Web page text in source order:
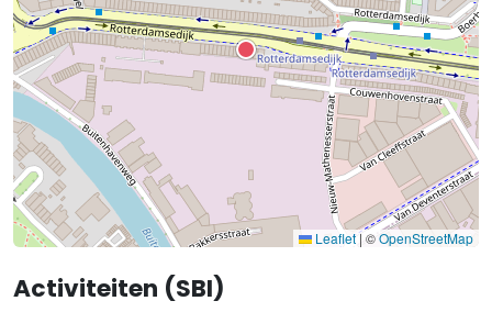
Leaflet|©OpenStreetMap
Activiteiten (SBI)